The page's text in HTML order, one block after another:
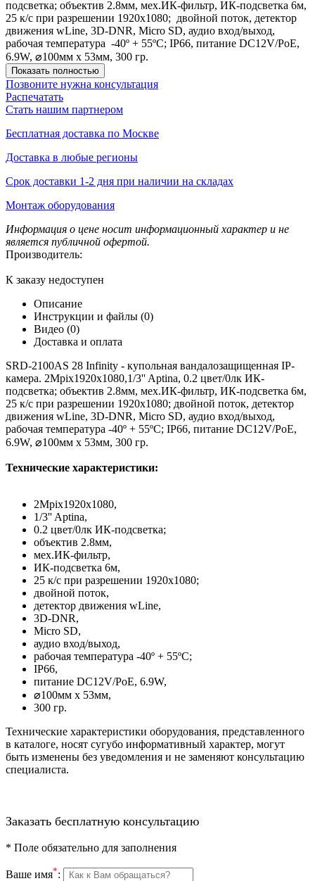
подсветка; объектив 2.8мм, мех.ИК-фильтр, ИК-подсветка 6м,
25 к/с при разрешении 1920х1080; двойной поток, детектор
движения wLine, 3D-DNR, Micro SD, аудио вход/выход,
рабочая температура -40º + 55ºС; IP66, питание DC12V/PoE,
6.9W, ⌀100мм х 53мм, 300 гр.
Показать полностью
Позвоните нужна консультация
Распечатать
Стать нашим партнером
Бесплатная доставка по Москве
Доставка в любые регионы
Срок доставки 1-2 дня при наличии на складах
Монтаж оборудования
Информация о цене носит информационный характер и не
является публичной офертой.
Производитель:
К заказу недоступен
Описание
Инструкции и файлы (0)
Видео (0)
Доставка и оплата
SRD-2100AS 28 Infinity - купольная вандалозащищенная IP-
камера. 2Mpix1920x1080,1/3'' Aptina, 0.2 цвет/0лк ИК-
подсветка; объектив 2.8мм, мех.ИК-фильтр, ИК-подсветка 6м,
25 к/с при разрешении 1920х1080; двойной поток, детектор
движения wLine, 3D-DNR, Micro SD, аудио вход/выход,
рабочая температура -40º + 55ºС; IP66, питание DC12V/PoE,
6.9W, ⌀100мм х 53мм, 300 гр.
Технические характеристики:
2Mpix1920x1080,
1/3'' Aptina,
0.2 цвет/0лк ИК-подсветка;
объектив 2.8мм,
мех.ИК-фильтр,
ИК-подсветка 6м,
25 к/с при разрешении 1920х1080;
двойной поток,
детектор движения wLine,
3D-DNR,
Micro SD,
аудио вход/выход,
рабочая температура -40º + 55ºС;
IP66,
питание DC12V/PoE, 6.9W,
⌀100мм х 53мм,
300 гр.
Технические характеристики оборудования, представленного
в каталоге, носят сугубо информативный характер, могут
быть изменены без уведомления и не заменяют консультацию
специалиста.
Заказать бесплатную консультацию
* Поле обязательно для заполнения
Ваше имя*: